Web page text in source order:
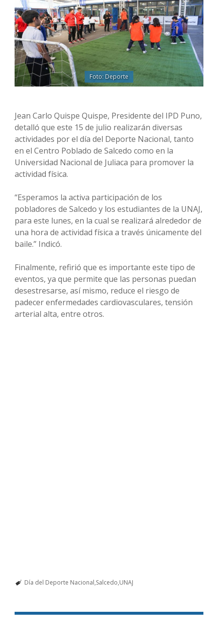
Foto: Deporte
Jean Carlo Quispe Quispe, Presidente del IPD Puno,
detalló que este 15 de julio realizarán diversas
actividades por el día del Deporte Nacional, tanto
en el Centro Poblado de Salcedo como en la
Universidad Nacional de Juliaca para promover la
actividad física.
“Esperamos la activa participación de los
pobladores de Salcedo y los estudiantes de la UNAJ,
para este lunes, en la cual se realizará alrededor de
una hora de actividad física a través únicamente del
baile.” Indicó.
Finalmente, refirió que es importante este tipo de
eventos, ya que permite que las personas puedan
desestresarse, así mismo, reduce el riesgo de
padecer enfermedades cardiovasculares, tensión
arterial alta, entre otros.
Día del Deporte Nacional Salcedo UNAJ